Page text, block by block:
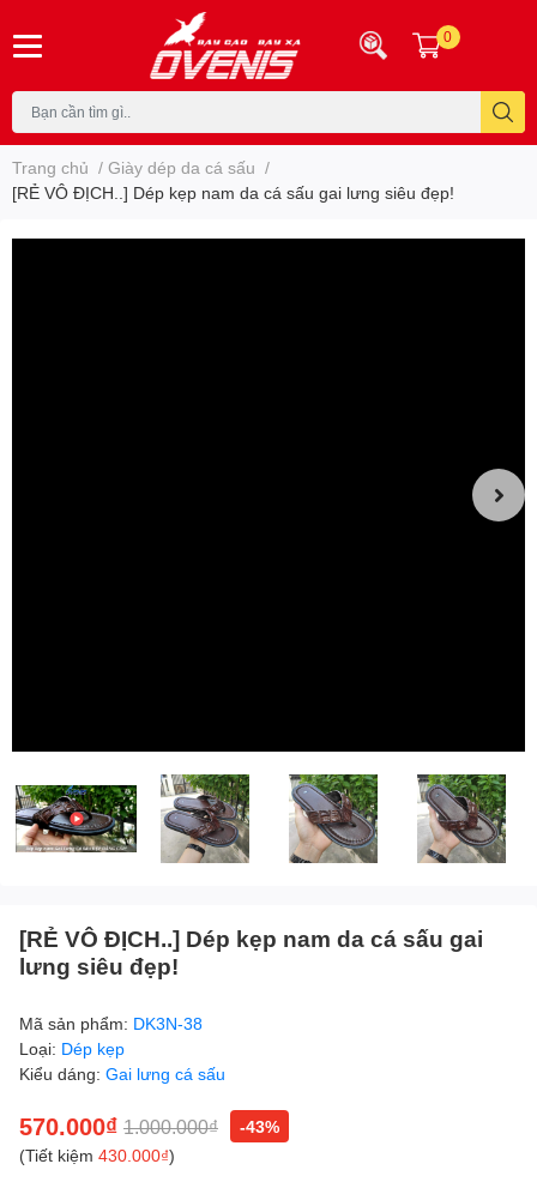
0
Trang chủ / Giày dép da cá sấu /
[RẺ VÔ ĐỊCH..] Dép kẹp nam da cá sấu gai lưng siêu đẹp!
[RẺ VÔ ĐỊCH..] Dép kẹp nam da cá sấu gai
lưng siêu đẹp!
Mã sản phẩm: DK3N-38
Loại: Dép kẹp
Kiểu dáng: Gai lưng cá sấu
570.000₫ 1.000.000₫
-43%
(Tiết kiệm 430.000₫)